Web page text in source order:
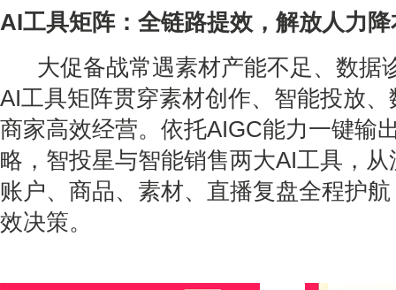
AI工具矩阵：全链路提效，解放人力
大促备战常遇素材产能不足、数据
AI工具矩阵贯穿素材创作、智能投放
商家高效经营。依托AIGC能力一键输
略，智投星与智能销售两大AI工具，从
账户、商品、素材、直播复盘全程护
效决策。